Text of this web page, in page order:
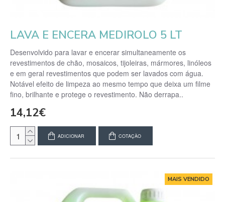
LAVA E ENCERA MEDIROLO 5 LT
Desenvolvido para lavar e encerar simultaneamente os
revestimentos de chão, mosaicos, tijoleiras, mármores, linóleos
e em geral revestimentos que podem ser lavados com água.
Notável efeito de limpeza ao mesmo tempo que deixa um filme
fino, brilhante e protege o revestimento. Não derrapa..
14,12€
ADICIONAR COTAÇÃO
MAIS VENDIDO